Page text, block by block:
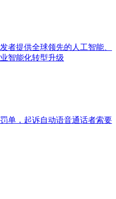
者提供全球领先的人工智能、
智能化转型升级
单，起诉自动语音通话者索要